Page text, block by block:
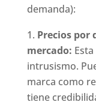
demanda):
Precios por
mercado:
intrusismo.
marca como
tiene